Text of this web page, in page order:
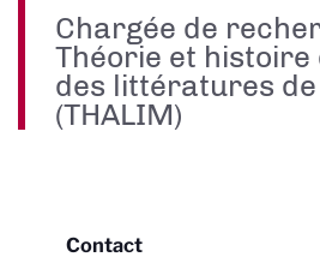
Chargée de
Théorie et histoire
des littératures
(THALIM)
Contact